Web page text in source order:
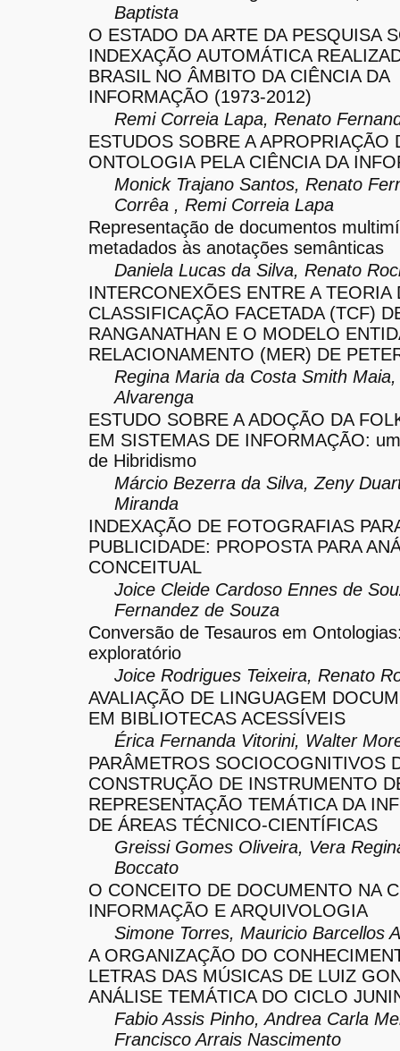
Baptista
O ESTADO DA ARTE DA PESQUISA
INDEXAÇÃO AUTOMÁTICA
BRASIL NO ÂMBITO DA CIÊNCIA DA
INFORMAÇÃO (1973-2012)
Remi Correia Lapa, Renato
ESTUDOS SOBRE A APROPRIAÇÃO
ONTOLOGIA PELA CIÊNCIA DA
Monick Trajano Santos, Renato
Corrêa , Remi Correia Lapa
Representação de documentos
metadados às anotações semânticas
Daniela Lucas da Silva, Renato
INTERCONEXÕES ENTRE A TEORIA
CLASSIFICAÇÃO FACETADA (TCF)
RANGANATHAN E O MODELO
RELACIONAMENTO (MER) DE
Regina Maria da Costa Smith
Alvarenga
ESTUDO SOBRE A ADOÇÃO DA
EM SISTEMAS DE INFORMAÇÃO:
de Hibridismo
Márcio Bezerra da Silva, Zeny
Miranda
INDEXAÇÃO DE FOTOGRAFIAS
PUBLICIDADE: PROPOSTA PARA
CONCEITUAL
Joice Cleide Cardoso Ennes de
Fernandez de Souza
Conversão de Tesauros em
exploratório
Joice Rodrigues Teixeira, Renato
AVALIAÇÃO DE LINGUAGEM
EM BIBLIOTECAS ACESSÍVEIS
Érica Fernanda Vitorini, Walter
PARÂMETROS SOCIOCOGNITIVOS
CONSTRUÇÃO DE INSTRUMENTO
REPRESENTAÇÃO TEMÁTICA DA
DE ÁREAS TÉCNICO-CIENTÍFICAS
Greissi Gomes Oliveira, Vera
Boccato
O CONCEITO DE DOCUMENTO NA
INFORMAÇÃO E ARQUIVOLOGIA
Simone Torres, Mauricio Barcellos
A ORGANIZAÇÃO DO
LETRAS DAS MÚSICAS DE LUIZ
ANÁLISE TEMÁTICA DO CICLO
Fabio Assis Pinho, Andrea Carla
Francisco Arrais Nascimento